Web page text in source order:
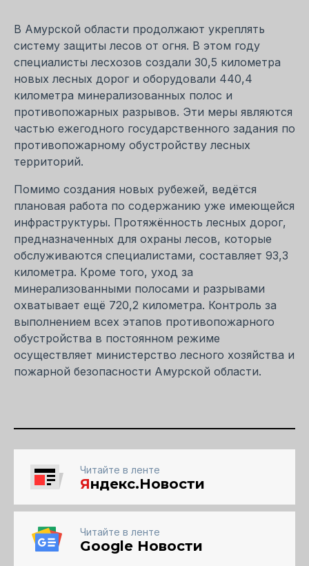
В Амурской области продолжают укреплять
систему защиты лесов от огня. В этом году
специалисты лесхозов создали 30,5 километра
новых лесных дорог и оборудовали 440,4
километра минерализованных полос и
противопожарных разрывов. Эти меры являются
частью ежегодного государственного задания по
противопожарному обустройству лесных
территорий.
Помимо создания новых рубежей, ведётся
плановая работа по содержанию уже имеющейся
инфраструктуры. Протяжённость лесных дорог,
предназначенных для охраны лесов, которые
обслуживаются специалистами, составляет 93,3
километра. Кроме того, уход за
минерализованными полосами и разрывами
охватывает ещё 720,2 километра. Контроль за
выполнением всех этапов противопожарного
обустройства в постоянном режиме
осуществляет министерство лесного хозяйства и
пожарной безопасности Амурской области.
Читайте в ленте
Яндекс.Новости
Читайте в ленте
Google Новости